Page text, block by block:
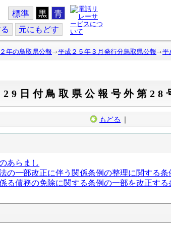
標準 黒 青
元にもどす
年の鳥取県公報 平成２５年３月発行分鳥取県公報 平
日付鳥取県公報号外第28
もどる ｜
あらまし
の一部改正に伴う関係条例の整理に関する条
る債務の免除に関する条例の一部を改正する